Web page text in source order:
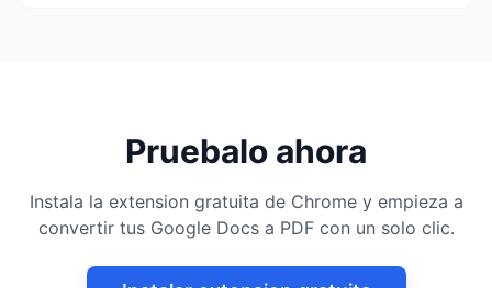
Pruebalo ahora
Instala la extension gratuita de Chrome y empieza a
convertir tus Google Docs a PDF con un solo clic.